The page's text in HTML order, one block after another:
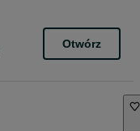
Otwórz